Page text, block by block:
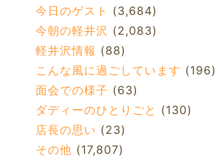
今日のゲスト (3,684)
今朝の軽井沢 (2,083)
軽井沢情報 (88)
こんな風に過ごしています (196)
面会での様子 (63)
ダディーのひとりごと (130)
店長の思い (23)
その他 (17,807)